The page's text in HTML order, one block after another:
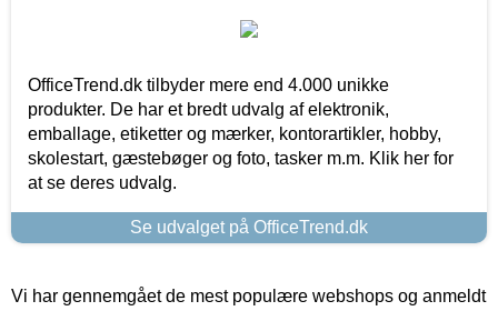
OfficeTrend.dk tilbyder mere end 4.000 unikke
produkter. De har et bredt udvalg af elektronik,
emballage, etiketter og mærker, kontorartikler, hobby,
skolestart, gæstebøger og foto, tasker m.m. Klik her for
at se deres udvalg.
Se udvalget på OfficeTrend.dk
Vi har gennemgået de mest populære webshops og anmeldt